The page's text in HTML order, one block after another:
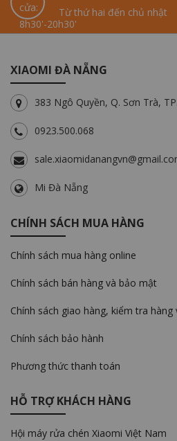
Từ thứ hai đến chủ nhật
XIAOMI ĐÀ NẴNG
383 Ngô Quyền, Q. Sơn Trà,
0923.500.068
Mi Đà Nẵng
CHÍNH SÁCH MUA HÀNG
Chính sách mua hàng online
Chính sách bán hàng và bảo mật
Chính sách giao hàng, kiểm tra hàng
Chính sách bảo hành
Phương thức thanh toán
HỖ TRỢ KHÁCH HÀNG
Hội máy rửa chén Xiaomi Việt Nam